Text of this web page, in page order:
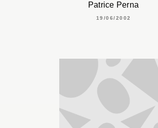
Patrice Perna
19/06/2002